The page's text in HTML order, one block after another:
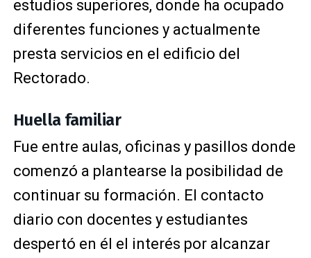
estudios superiores, donde ha ocupado
diferentes funciones y actualmente
presta servicios en el edificio del
Rectorado.
Huella familiar
Fue entre aulas, oficinas y pasillos donde
comenzó a plantearse la posibilidad de
continuar su formación. El contacto
diario con docentes y estudiantes
despertó en él el interés por alcanzar